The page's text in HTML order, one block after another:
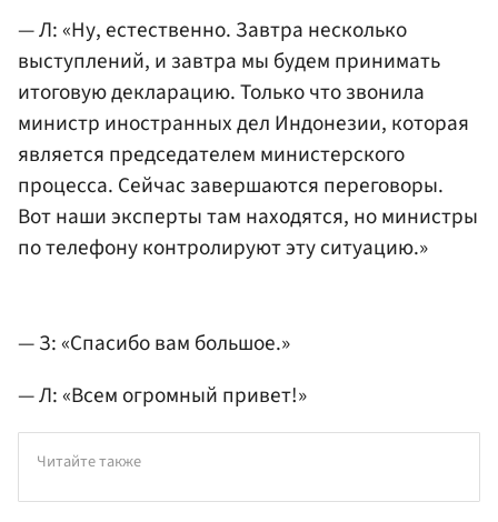
— Л: «Ну, естественно. Завтра несколько
выступлений, и завтра мы будем принимать
итоговую декларацию. Только что звонила
министр иностранных дел Индонезии, которая
является председателем министерского
процесса. Сейчас завершаются переговоры.
Вот наши эксперты там находятся, но министры
по телефону контролируют эту ситуацию.»
— З: «Спасибо вам большое.»
— Л: «Всем огромный привет!»
Читайте также